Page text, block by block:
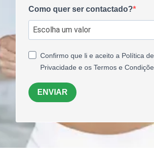
Como quer ser contactado?
Confirmo que li e aceito a Política de
Privacidade e os Termos e
ENVIAR